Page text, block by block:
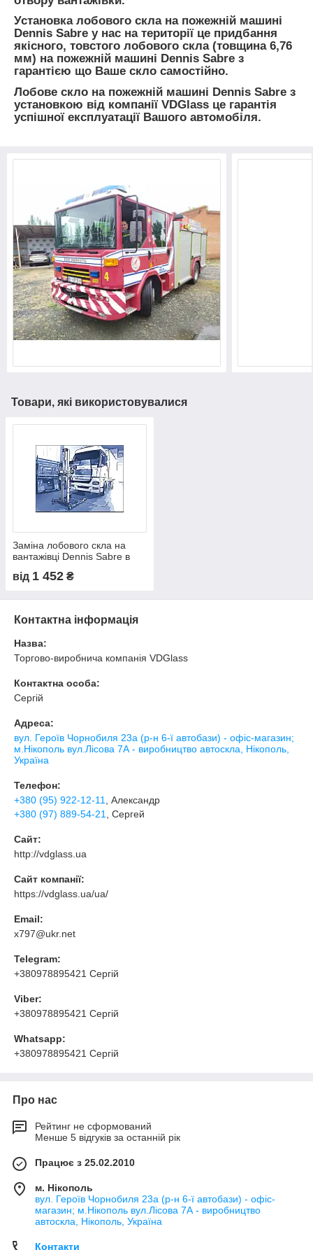
Установка лобового скла на пожежній машині
Dennis Sabre у нас на території це придбання
якісного, товстого лобового скла (товщина 6,76
мм) на пожежній машині Dennis Sabre з
гарантією що Ваше скло самостійно.
Лобове скло на пожежній машині Dennis Sabre з
установкою від компанії VDGlass це гарантія
успішної експлуатації Вашого автомобіля.
Товари, які використовувалися
Заміна лобового скла на
вантажівці Dennis Sabre в
від 1 452 ₴
Контактна інформація
Назва:
Торгово-виробнича компанія VDGlass
Контактна особа:
Сергій
Адреса:
вул. Героїв Чорнобиля 23а (р-н 6-ї автобази) - офіс-магазин;
м.Нікополь вул.Лісова 7А - виробництво автоскла, Нікополь,
Україна
Телефон:
+380 (95) 922-12-11, Александр
+380 (97) 889-54-21, Сергей
Сайт:
http://vdglass.ua
Сайт компанії:
https://vdglass.ua/ua/
Email:
x797@ukr.net
Telegram:
+380978895421 Сергій
Viber:
+380978895421 Сергій
Whatsapp:
+380978895421 Сергій
Про нас
Рейтинг не сформований
Менше 5 відгуків за останній рік
Працює з 25.02.2010
м. Нікополь
вул. Героїв Чорнобиля 23а (р-н 6-ї автобази) - офіс-
магазин; м.Нікополь вул.Лісова 7А - виробництво
автоскла, Нікополь, Україна
Контакти